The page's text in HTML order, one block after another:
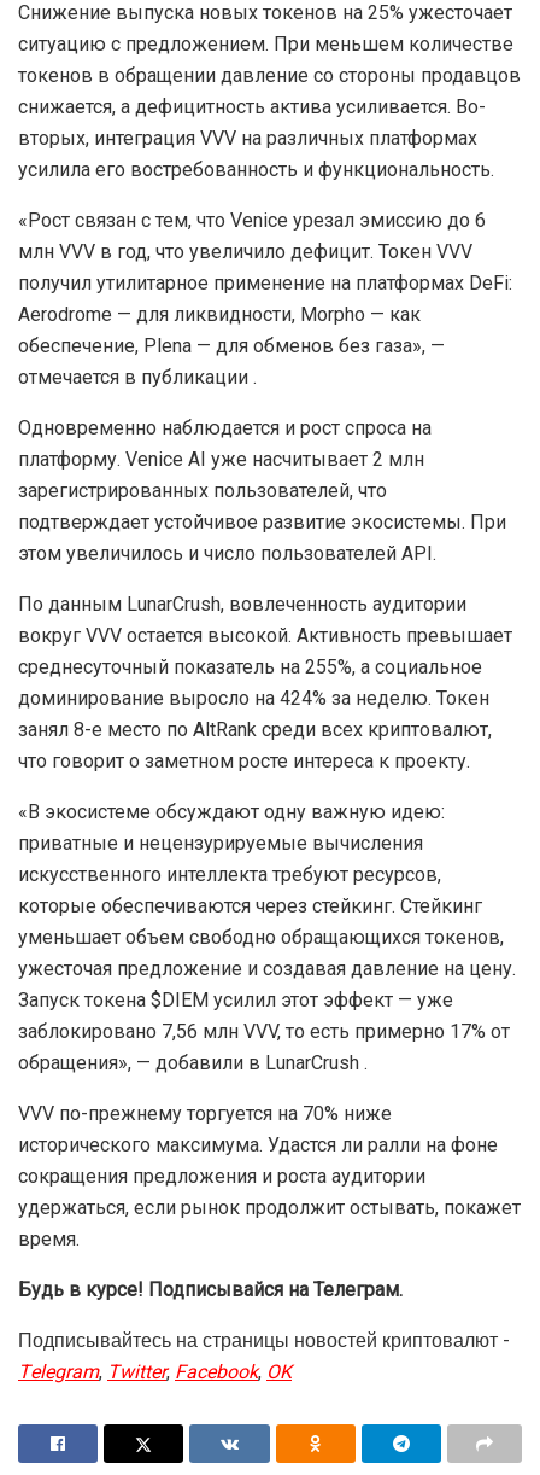
Снижение выпуска новых токенов на 25% ужесточает
ситуацию с предложением. При меньшем количестве
токенов в обращении давление со стороны продавцов
снижается, а дефицитность актива усиливается. Во-
вторых, интеграция VVV на различных платформах
усилила его востребованность и функциональность.
«Рост связан с тем, что Venice урезал эмиссию до 6
млн VVV в год, что увеличило дефицит. Токен VVV
получил утилитарное применение на платформах DeFi:
Aerodrome — для ликвидности, Morpho — как
обеспечение, Plena — для обменов без газа», —
отмечается в публикации .
Одновременно наблюдается и рост спроса на
платформу. Venice AI уже насчитывает 2 млн
зарегистрированных пользователей, что
подтверждает устойчивое развитие экосистемы. При
этом увеличилось и число пользователей API.
По данным LunarCrush, вовлеченность аудитории
вокруг VVV остается высокой. Активность превышает
среднесуточный показатель на 255%, а социальное
доминирование выросло на 424% за неделю. Токен
занял 8-е место по AltRank среди всех криптовалют,
что говорит о заметном росте интереса к проекту.
«В экосистеме обсуждают одну важную идею:
приватные и нецензурируемые вычисления
искусственного интеллекта требуют ресурсов,
которые обеспечиваются через стейкинг. Стейкинг
уменьшает объем свободно обращающихся токенов,
ужесточая предложение и создавая давление на цену.
Запуск токена $DIEM усилил этот эффект — уже
заблокировано 7,56 млн VVV, то есть примерно 17% от
обращения», — добавили в LunarCrush .
VVV по-прежнему торгуется на 70% ниже
исторического максимума. Удастся ли ралли на фоне
сокращения предложения и роста аудитории
удержаться, если рынок продолжит остывать, покажет
время.
Будь в курсе! Подписывайся на Телеграм.
Подписывайтесь на страницы новостей криптовалют -
Telegram,Twitter,Facebook,OK